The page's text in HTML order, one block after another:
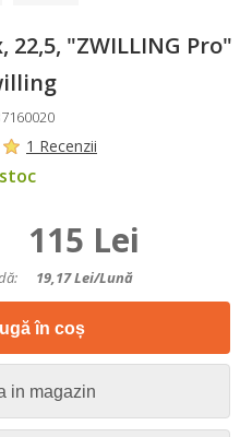
"ZWILLING Pro"
1 Recenzii
115 Lei
19,17Lei/lună
în coș
in magazin